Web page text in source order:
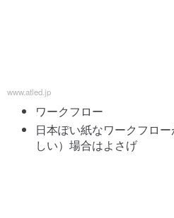
www.atled.jp
ワークフロー
日本ぽい紙なワークフロ
しい）場合はよさげ